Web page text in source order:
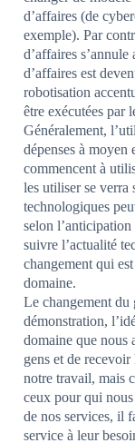
d’affaires (de
exemple). Par
d’affaires
d’affaires est
robotisation
être exécutées par
Généralement,
dépenses à moyen
commencent à
les utiliser se verra
technologiques
selon
suivre l’actualité
changement qui
domaine.
Le changement du
démonstration,
domaine que nous
gens et de
notre travail, mais
ceux pour qui
de nos services, il
service à leur